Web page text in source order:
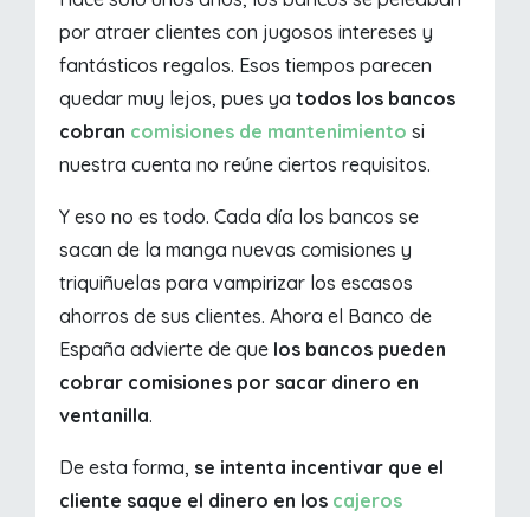
por atraer clientes con jugosos intereses y
fantásticos regalos. Esos tiempos parecen
quedar muy lejos, pues ya todos los bancos
cobran comisiones de mantenimiento si
nuestra cuenta no reúne ciertos requisitos.
Y eso no es todo. Cada día los bancos se
sacan de la manga nuevas comisiones y
triquiñuelas para vampirizar los escasos
ahorros de sus clientes. Ahora el Banco de
España advierte de que los bancos pueden
cobrar comisiones por sacar dinero en
ventanilla.
De esta forma, se intenta incentivar que el
cliente saque el dinero en los cajeros